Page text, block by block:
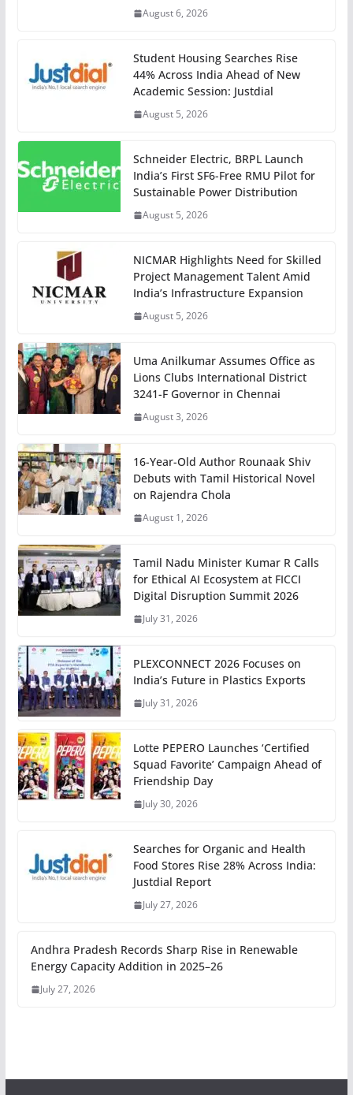
August 6, 2026
Student Housing Searches Rise
44% Across India Ahead of New
Academic Session: Justdial
August 5, 2026
Schneider Electric, BRPL Launch
India’s First SF6-Free RMU Pilot for
Sustainable Power Distribution
August 5, 2026
NICMAR Highlights Need for Skilled
Project Management Talent Amid
India’s Infrastructure Expansion
August 5, 2026
Uma Anilkumar Assumes Office as
Lions Clubs International District
3241-F Governor in Chennai
August 3, 2026
16-Year-Old Author Rounaak Shiv
Debuts with Tamil Historical Novel
on Rajendra Chola
August 1, 2026
Tamil Nadu Minister Kumar R Calls
for Ethical AI Ecosystem at FICCI
Digital Disruption Summit 2026
July 31, 2026
PLEXCONNECT 2026 Focuses on
India’s Future in Plastics Exports
July 31, 2026
Lotte PEPERO Launches ‘Certified
Squad Favorite’ Campaign Ahead of
Friendship Day
July 30, 2026
Searches for Organic and Health
Food Stores Rise 28% Across India:
Justdial Report
July 27, 2026
Andhra Pradesh Records Sharp Rise in Renewable
Energy Capacity Addition in 2025–26
July 27, 2026